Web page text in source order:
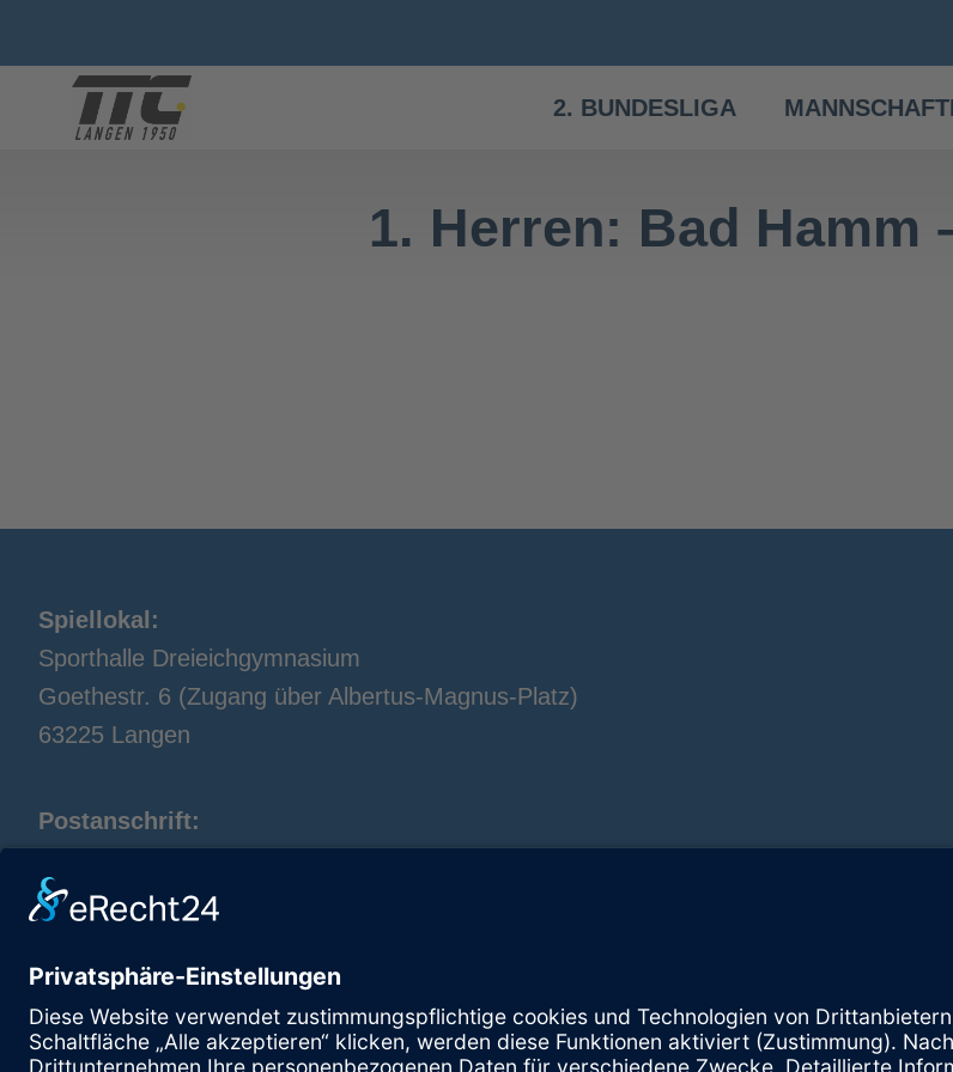
2. BUNDESLIGA
1. Herren: Bad Hamm
Spiellokal:
Sporthalle Dreieichgymnasium
Goethestr. 6 (Zugang über Albertus-Magnus-Platz)
63225 Langen
Postanschrift:
Alexandra Leven
63303 Dreieich
Instagram